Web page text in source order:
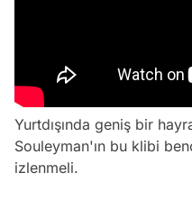
Yurtdışında geniş bir
Souleyman'ın bu klibi
izlenmeli.